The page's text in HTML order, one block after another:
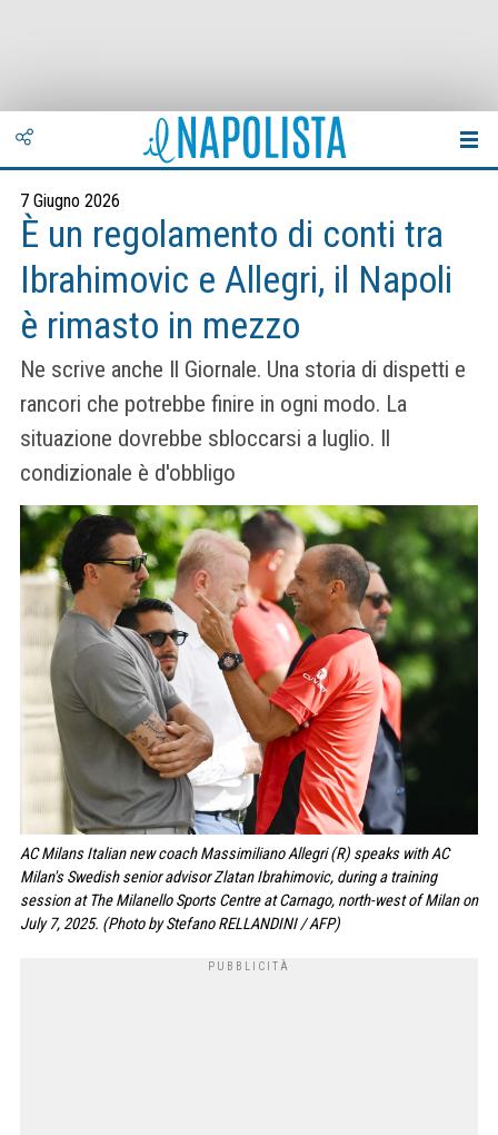
7 Giugno 2026
È un regolamento di conti tra
Ibrahimovic e Allegri, il Napoli
è rimasto in mezzo
Ne scrive anche Il Giornale. Una storia di dispetti e
rancori che potrebbe finire in ogni modo. La
situazione dovrebbe sbloccarsi a luglio. Il
condizionale è d'obbligo
AC Milans Italian new coach Massimiliano Allegri (R) speaks with AC
Milan's Swedish senior advisor Zlatan Ibrahimovic, during a training
session at The Milanello Sports Centre at Carnago, north-west of Milan on
July 7, 2025. (Photo by Stefano RELLANDINI / AFP)